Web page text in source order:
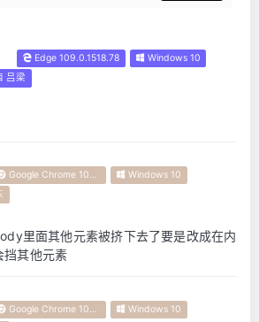
Edge 109.0.1518.78
Windows 10
吕梁
Google Chrome 105.0.0.0
Windows 10
里面其他元素被挤下去了要是改成在内
挡其他元素
Google Chrome 105.0.0.0
Windows 10